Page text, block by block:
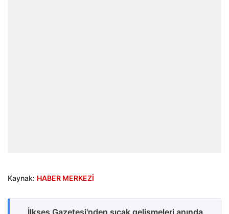
Kaynak: HABER MERKEZİ